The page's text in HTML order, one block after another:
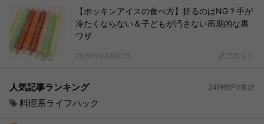
【ポッキンアイスの食べ方】折るのはNG？手が
冷たくならない＆子どもが汚さない画期的な裏
ワザ
2026年08月01日 三木ちな
人気記事ランキング 24時間PV集計
料理系ライフハック